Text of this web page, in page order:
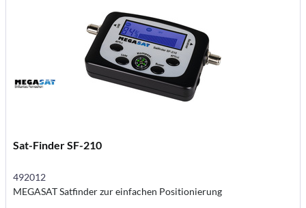
Sat-Finder SF-210
492012
MEGASAT Satfinder zur einfachen Positionierung